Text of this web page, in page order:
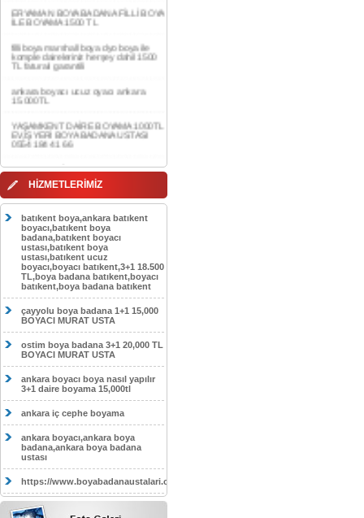
filli boya marshall boya dyo boya ile
komple daireleriniz herşey dahil 1500
ankara boyacı ucuz oyacı ankara
15.000TL
YAŞAMKENT DAİRE BOYAMA 1000TL
EV,İŞYERİ BOYA BADANA USTASI
AKDERE DAİRE BOYAMA 1000TL
EV,İŞYERİ BOYA BADANA USTASI
CEBECİ DAİRE BOYAMA 1000TL
0554 184 41 66
HASKÖY DAİRE BOYAMA 1000TL
EV,İŞYERİ BOYA BADANA USTASI
0554 184 41 66
GÖLBAŞI DAİRE BOYAMA 1000TL
EV,İŞYERİ BOYA BADANA USTASI
0554 184 41 66
SOKULLU DAİRE BOYAMA 1000TL
EV,İŞYERİ BOYA BADANA USTASI
0554 184 41 66
HİZMETLERİMİZ
batıkent boya,ankara batıkent
boyacı,batıkent boya
badana,batıkent boyacı
ustası,batıkent boya
ustası,batıkent ucuz
boyacı,boyacı batıkent,3+1 18.500
TL,boya badana batıkent,boyacı
batıkent,boya badana batıkent
çayyolu boya badana 1+1 15,000
BOYACI MURAT USTA
ostim boya badana 3+1 20,000 TL
BOYACI MURAT USTA
ankara boyacı boya nasıl yapılır
3+1 daire boyama 15,000tl
ankara iç cephe boyama
ankara boyacı,ankara boya
badana,ankara boya badana
ustası
https://www.boyabadanaustalari.com/